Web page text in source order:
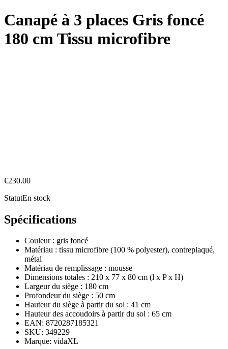
Canapé à 3 places Gris foncé
180 cm Tissu microfibre
€230.00
StatutEn stock
Spécifications
Couleur : gris foncé
Matériau : tissu microfibre (100 % polyester), contreplaqué,
métal
Matériau de remplissage : mousse
Dimensions totales : 210 x 77 x 80 cm (l x P x H)
Largeur du siège : 180 cm
Profondeur du siège : 50 cm
Hauteur du siège à partir du sol : 41 cm
Hauteur des accoudoirs à partir du sol : 65 cm
EAN: 8720287185321
SKU: 349229
Marque: vidaXL